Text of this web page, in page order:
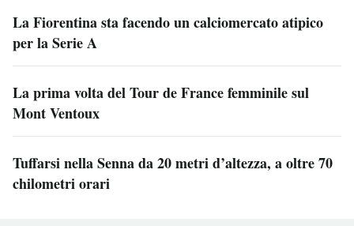
La Fiorentina sta facendo un calciomercato atipico
per la Serie A
La prima volta del Tour de France femminile sul
Mont Ventoux
Tuffarsi nella Senna da 20 metri d’altezza, a oltre 70
chilometri orari